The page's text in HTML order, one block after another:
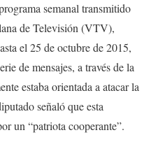
semanal transmitido
de Televisión (VTV),
el 25 de octubre de 2015,
de mensajes, a través de la
estaba orientada a atacar la
señaló que esta
un “patriota cooperante”.